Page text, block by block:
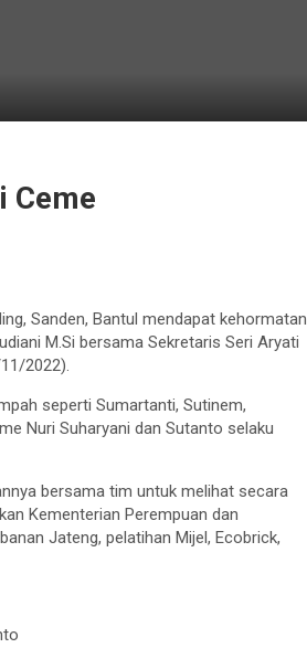
Ceme
Sanden, Bantul mendapat kehormatan
M.Si bersama Sekretaris Seri Aryati
2022).
seperti Sumartanti, Sutinem,
Nuri Suharyani dan Sutanto selaku
bersama tim untuk melihat secara
Kementerian Perempuan dan
Jateng, pelatihan Mijel, Ecobrick,